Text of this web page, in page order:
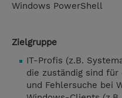
Windows PowerShell
Zielgruppe
IT-Profis (z.B.
die zuständig sind für
und Fehlersuche bei